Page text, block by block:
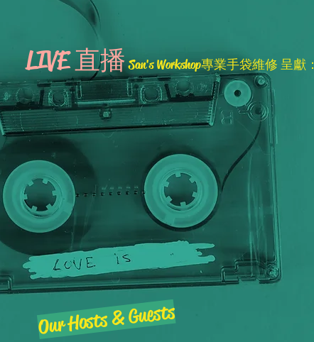
LIVE 直播San's Workshop專業手袋維修 呈獻：
Our Hosts & Guests